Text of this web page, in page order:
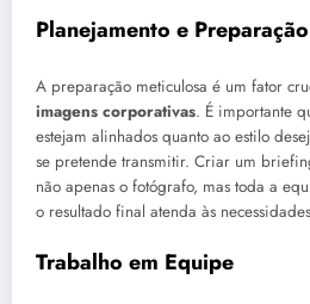
Planejamento e Preparação
A preparação meticulosa é um fator
imagens corporativas. É importante
estejam alinhados quanto ao estilo
se pretende transmitir. Criar um
não apenas o fotógrafo, mas toda a
o resultado final atenda às
Trabalho em Equipe